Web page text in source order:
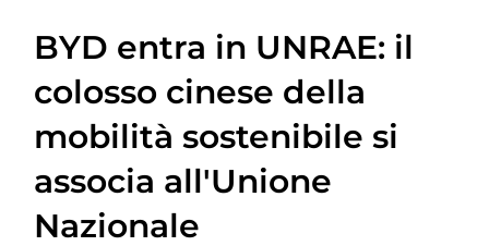
BYD entra in UNRAE: il
colosso cinese della
mobilità sostenibile si
associa all'Unione
Nazionale